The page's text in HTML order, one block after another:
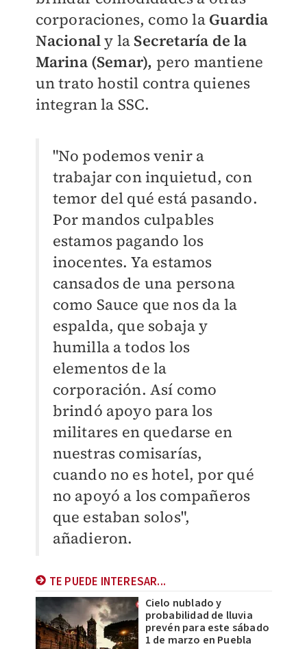
corporaciones, como la Guardia
Nacionaly la Secretaría de la
Marina (Semar), pero mantiene
un trato hostil contra quienes
integran la SSC.
"No podemos venir a
trabajar con inquietud, con
temor del qué está pasando.
Por mandos culpables
estamos pagando los
inocentes. Ya estamos
cansados de una persona
como Sauce que nos da la
espalda, que sobaja y
humilla a todos los
elementos de la
corporación. Así como
brindó apoyo para los
militares en quedarse en
nuestras comisarías,
cuando no es hotel, por qué
no apoyó a los compañeros
que estaban solos",
añadieron.
TE PUEDE INTERESAR...
Cielo nublado y
probabilidad de lluvia
prevén para este sábado
1 de marzo en Puebla